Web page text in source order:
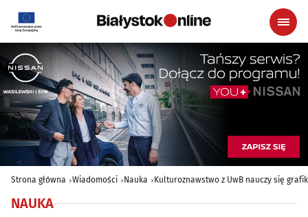
Strona główna Wiadomości Nauka Kulturoznawstwo z UwB nauczy się
NAUKA